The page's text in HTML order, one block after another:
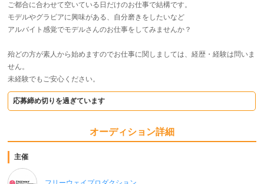
ご都合に合わせて空いている日だけのお仕事で結構です。
モデルやグラビアに興味がある、自分磨きをしたいなど
アルバイト感覚でモデルさんのお仕事をしてみませんか？
殆どの方が素人から始めますのでお仕事に関しましては、経歴・経験は問いま
せん。
未経験でもご安心ください。
応募締め切りを過ぎています
オーディション詳細
主催